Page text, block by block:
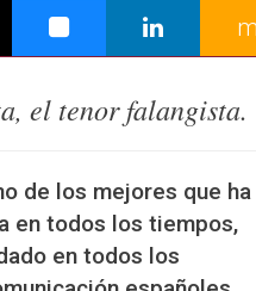
m
el tenor falangista.
de los mejores que ha
en todos los tiempos,
en todos los